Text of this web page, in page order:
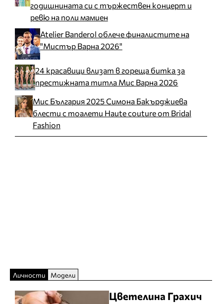
годишнината си с тържествен концерт и
ревю на поли мамиен
Atelier Banderol облече финалистите на
"Мистър Варна 2026"
24 красавици влизат в гореща битка за
престижната титла Мис Варна 2026
Мис България 2025 Симона Бакърджиева
блести с тоалети Haute couture от Bridal
Fashion
Личности Модели
Цветелина Грахич